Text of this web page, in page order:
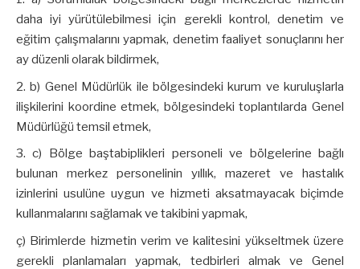
daha iyi yürütülebilmesi için gerekli kontrol, denetim ve
eğitim çalışmalarını yapmak, denetim faaliyet sonuçlarını her
ay düzenli olarak bildirmek,
b) Genel Müdürlük ile bölgesindeki kurum ve kuruluşlarla
ilişkilerini koordine etmek, bölgesindeki toplantılarda Genel
Müdürlüğü temsil etmek,
c) Bölge baştabiplikleri personeli ve bölgelerine bağlı
bulunan merkez personelinin yıllık, mazeret ve hastalık
izinlerini usulüne uygun ve hizmeti aksatmayacak biçimde
kullanmalarını sağlamak ve takibini yapmak,
ç) Birimlerde hizmetin verim ve kalitesini yükseltmek üzere
gerekli planlamaları yapmak, tedbirleri almak ve Genel